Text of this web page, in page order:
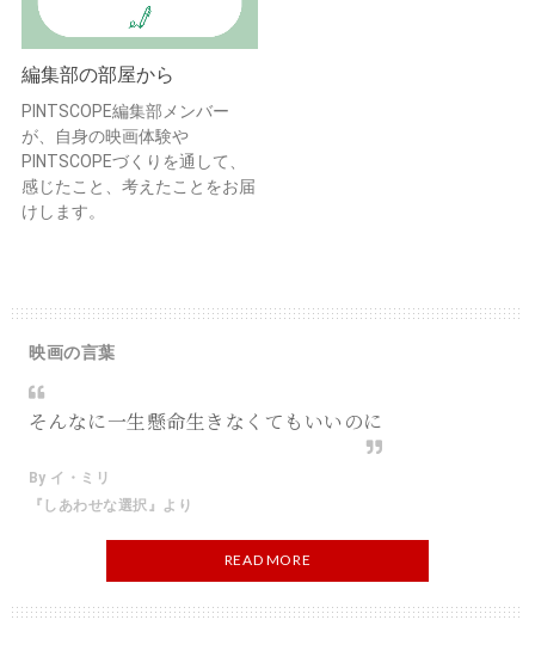
編集部の部屋から
PINTSCOPE編集部メンバー
が、自身の映画体験や
PINTSCOPEづくりを通して、
感じたこと、考えたことをお届
けします。
映画の言葉
そんなに一生懸命生きなくてもいいのに
By イ・ミリ
『しあわせな選択』より
READ MORE